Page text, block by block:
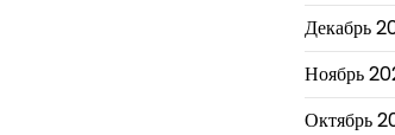
Декабрь
Ноябрь
Октябрь